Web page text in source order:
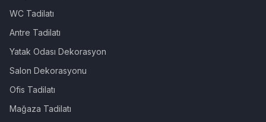
WC Tadilatı
Antre Tadilatı
Yatak Odası Dekorasyon
Salon Dekorasyonu
Ofis Tadilatı
Mağaza Tadilatı